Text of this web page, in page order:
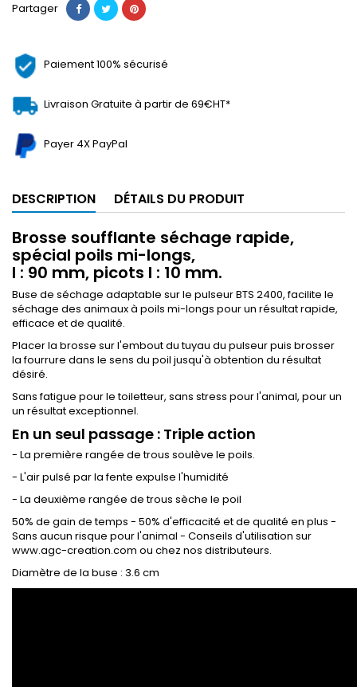
Partager
Paiement 100% sécurisé
Livraison Gratuite à partir de 69€HT*
Payer 4X PayPal
DESCRIPTION DÉTAILS DU PRODUIT
Brosse soufflante séchage rapide,
spécial poils mi-longs,
l : 90 mm, picots l : 10 mm.
Buse de séchage adaptable sur le pulseur BTS 2400, facilite le
séchage des animaux à poils mi-longs pour un résultat rapide,
efficace et de qualité.
Placer la brosse sur l'embout du tuyau du pulseur puis brosser
la fourrure dans le sens du poil jusqu'à obtention du résultat
désiré.
Sans fatigue pour le toiletteur, sans stress pour l'animal, pour un
un résultat exceptionnel.
En un seul passage : Triple action
- La première rangée de trous soulève le poils.
- L'air pulsé par la fente expulse l'humidité
- La deuxième rangée de trous sèche le poil
50% de gain de temps - 50% d'efficacité et de qualité en plus -
Sans aucun risque pour l'animal - Conseils d'utilisation sur
www.agc-creation.com ou chez nos distributeurs.
Diamètre de la buse : 3.6 cm